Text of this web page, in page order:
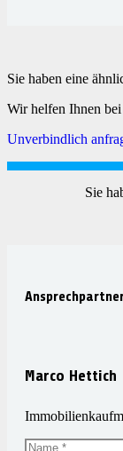
Sie haben eine
Wir helfen Ihnen
Unverbindlich
Sie
Marco Hettich